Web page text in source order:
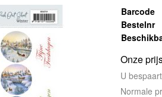
Barcode
Bestelnr
Onze
U
Normale